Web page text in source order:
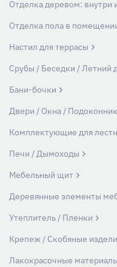
Отделка деревом: внутри
Отделка пола в
Настил для террасы
Срубы / Беседки / Летний
Бани-бочки
Двери / Окна /
Комплектующие для
Печи / Дымоходы
Мебельный щит
Деревянные элементы
Утеплитель / Пленки
Крепеж / Скобяные
Лакокрасочные